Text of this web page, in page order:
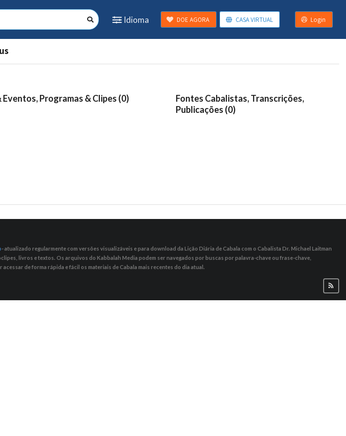
Idioma DOE AGORA CASA VIRTUAL Login
Programas & Clipes (0)
Fontes Cabalistas, Transcrições,
Publicações (0)
- atualizado regularmente com versões visualizáveis ​​e para download da Lição Diária de Cabala com o Cabalista Dr. Michael Laitman
livros e textos. Os arquivos do Kabbalah Media podem ser navegados por buscas por palavra-chave ou frase-chave,
de forma rápida e fácil os materiais de Cabala mais recentes do dia atual.